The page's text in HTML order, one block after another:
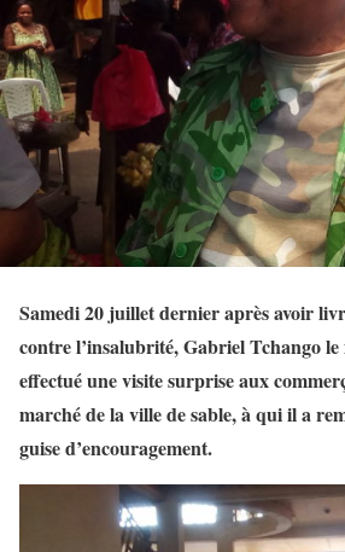
Samedi 20 juillet dernier après avoir
contre l’insalubrité, Gabriel Tchango
effectué une visite surprise aux
marché de la ville de sable, à qui il a
guise d’encouragement.